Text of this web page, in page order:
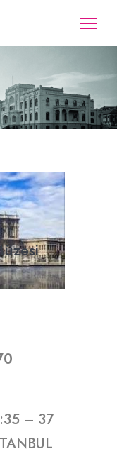
– 37